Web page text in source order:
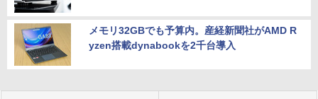
メモリ32GBでも予算内。産経新聞社がAMD R
yzen搭載dynabookを2千台導入